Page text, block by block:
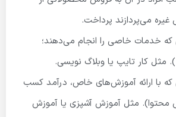
می‌پردازند پرداخت.
خدمات خاصی را انجام می‌دهند؛
کار تایپ یا وبلاگ نویسی.
با ارائه آموزش‌های خاص، درآمد کسب
محتوا). مثل آموزش آشپزی یا آموزش